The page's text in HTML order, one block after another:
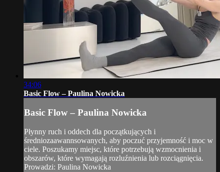
34:06
Basic Flow – Paulina Nowicka
Basic Flow – Paulina Nowicka
Płynny ruch i oddech dla początkujących i
średniozaawannsowanych, aby poczuć przyjemność i moc w
ciele. Poszukamy miejsc, które potrzebują wzmocnienia i
obszarów, które wymagają rozluźnienia lub rozciągnięcia.
Prowadzi: Paulina Nowicka